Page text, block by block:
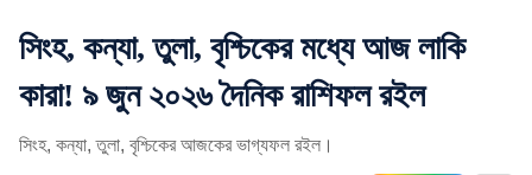
সিংহ, কন্যা, তুলা, বৃশ্চিকের মধ্যে আজ লাকি
কারা! ৯ জুন ২০২৬ দৈনিক রাশিফল রইল
সিংহ, কন্যা, তুলা, বৃশ্চিকের আজকের ভাগ্যফল রইল।